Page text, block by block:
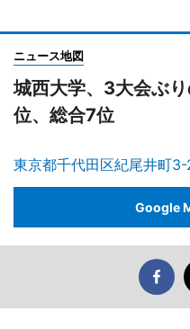
ニュース地図
城西大学、3大会ぶ
位、総合7位
東京都千代田区紀尾井町
Google